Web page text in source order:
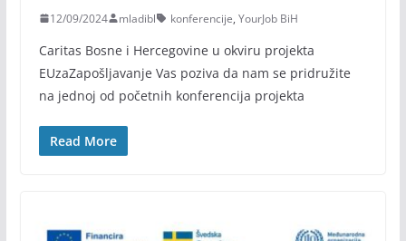
12/09/2024 mladibl konferencije, YourJob BiH
Caritas Bosne i Hercegovine u okviru projekta
EUzaZapošljavanje Vas poziva da nam se pridružite
na jednoj od početnih konferencija projekta
Read More